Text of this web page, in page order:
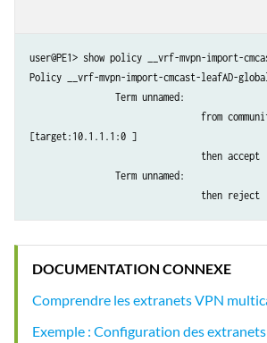
user@PE1> show policy __vrf-mvpn-import-
Policy __vrf-mvpn-import-cmcast-leafAD-
[target:10.1.1.1:0 ]
				then reject
DOCUMENTATION CONNEXE
Comprendre les extranets VPN
Exemple : Configuration des